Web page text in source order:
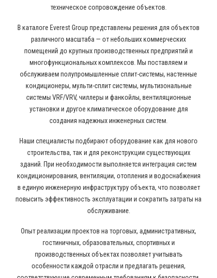
техническое сопровождение объектов.
В каталоге Everest Group представлены решения для объектов
различного масштаба — от небольших коммерческих
помещений до крупных производственных предприятий и
многофункциональных комплексов. Мы поставляем и
обслуживаем полупромышленные сплит-системы, настенные
кондиционеры, мульти-сплит системы, мультизональные
системы VRF/VRV, чиллеры и фанкойлы, вентиляционные
установки и другое климатическое оборудование для
создания надежных инженерных систем.
Наши специалисты подбирают оборудование как для нового
строительства, так и для реконструкции существующих
зданий. При необходимости выполняется интеграция систем
кондиционирования, вентиляции, отопления и водоснабжения
в единую инженерную инфраструктуру объекта, что позволяет
повысить эффективность эксплуатации и сократить затраты на
обслуживание.
Опыт реализации проектов на торговых, административных,
гостиничных, образовательных, спортивных и
производственных объектах позволяет учитывать
особенности каждой отрасли и предлагать решения,